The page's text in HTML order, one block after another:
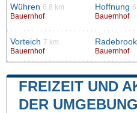
Wühren 6.8 km
Bauernhof
Hoffnung
Bauernhof
Vorteich 7 km
Bauernhof
Radebrook
Bauernhof
FREIZEIT UND
DER